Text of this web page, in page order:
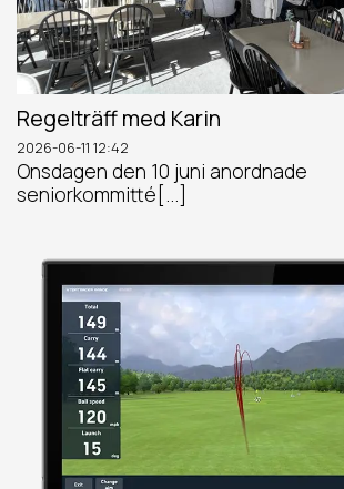
Regelträff med Karin
2026-06-11 12:42
Onsdagen den 10 juni anordnade
seniorkommitté[...]